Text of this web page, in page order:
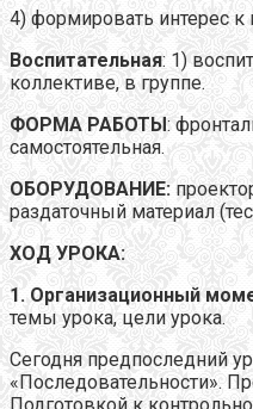
4) формировать интерес к
Воспитательная: 1)
коллективе, в группе.
ФОРМА РАБОТЫ:
самостоятельная.
ОБОРУДОВАНИЕ:
раздаточный материал
ХОД УРОКА:
1. Организационный
темы урока, цели урока.
Сегодня предпоследний
«Последовательности».